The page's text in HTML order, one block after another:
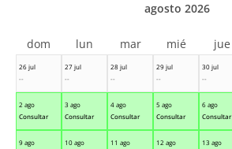
26 jul
--
27 jul
--
28 jul
--
29 jul
--
30 jul
--
2 ago
Consultar
3 ago
Consultar
4 ago
Consultar
5 ago
Consultar
6 ago
Consultar
9 ago
10 ago
11 ago
12 ago
13 ago
agosto 2026
dom lun mar mié jue